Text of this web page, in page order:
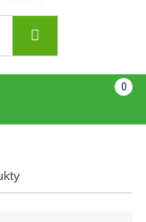
Košík0
(prázdny)